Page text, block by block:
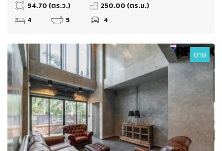
94.70 (ตร.ว.)
250.00 (ตร.ม.)
4
5 4
ขาย